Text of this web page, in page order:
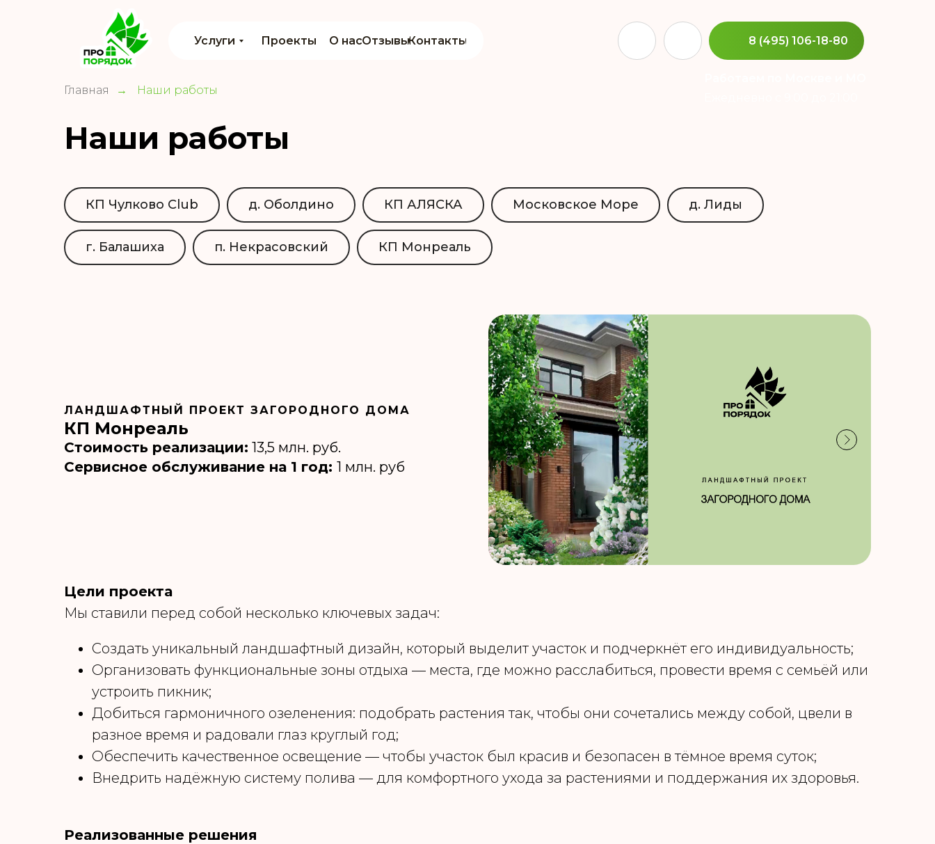
8 (495) 106-18-80
Услуги Проекты О насОтзывыКонтакты
Главная → Наши работы
Наши работы
КП Чулково Club д. Оболдино КП АЛЯСКА Московское Море д. Лиды
г. Балашиха п. Некрасовский КП Монреаль
ЛАНДШАФТНЫЙ ПРОЕКТ ЗАГОРОДНОГО ДОМА
КП Монреаль
Стоимость реализации: 13,5 млн. руб.
Сервисное обслуживание на 1 год: 1 млн. руб
Цели проекта
Мы ставили перед собой несколько ключевых задач:
Создать уникальный ландшафтный дизайн, который выделит участок и подчеркнёт его индивидуальность;
Организовать функциональные зоны отдыха — места, где можно расслабиться, провести время с семьёй или
устроить пикник;
Добиться гармоничного озеленения: подобрать растения так, чтобы они сочетались между собой, цвели в
разное время и радовали глаз круглый год;
Обеспечить качественное освещение — чтобы участок был красив и безопасен в тёмное время суток;
Внедрить надёжную систему полива — для комфортного ухода за растениями и поддержания их здоровья.
Реализованные решения